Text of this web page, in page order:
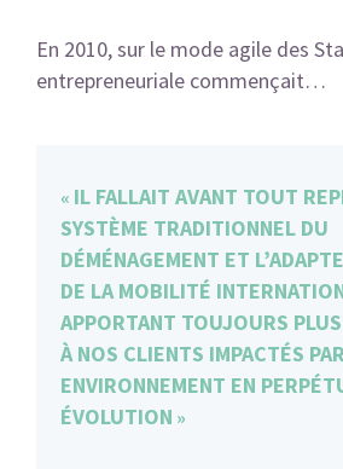
En 2010, sur le mode agile des
entrepreneuriale commençait…
IL FALLAIT AVANT TOUT
SYSTÈME TRADITIONNEL DU
DÉMÉNAGEMENT ET
DE LA MOBILITÉ
APPORTANT TOUJOURS
À NOS CLIENTS IMPACTÉS
ENVIRONNEMENT EN
ÉVOLUTION